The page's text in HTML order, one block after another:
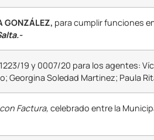
GONZÁLEZ, para cumplir funciones
19 y 0007/20 para los agentes:
Georgina Soledad Martinez; Paula
Factura, celebrado entre la